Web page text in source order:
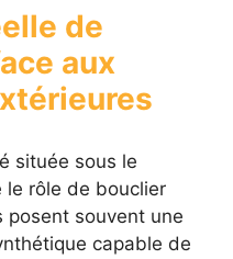
de
aux
située sous le
rôle de bouclier
posent souvent une
capable de